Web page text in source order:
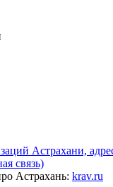
Астрахани,
связь)
Астрахань: krav.ru